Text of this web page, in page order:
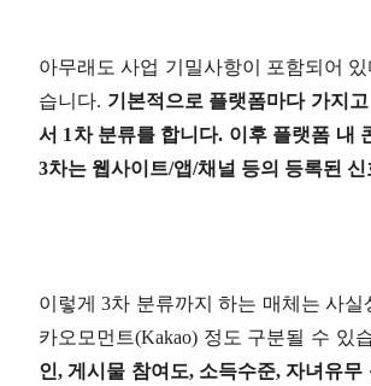
아무래도 사업 기밀사항이 포함되어
습니다. 기본적으로 플랫폼마다 가지
서 1 차 분류를 합니다. 이후 플랫폼 내
3차는 웹사이트/앱/채널 등의 등록된 신
이렇게 3차 분류까지 하는 매체는 사실
카오모먼트(Kakao) 정도 구분될 수 있
인,게시물 참여도, 소득수준,자녀유무